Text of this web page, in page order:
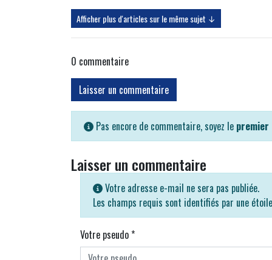
Afficher plus d'articles sur le même sujet ↓
0 commentaire
Laisser un commentaire
Pas encore de commentaire, soyez le premier
Laisser un commentaire
Votre adresse e-mail ne sera pas publiée.
Les champs requis sont identifiés par une
Votre pseudo*